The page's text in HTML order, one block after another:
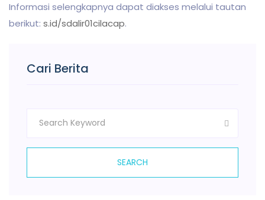
Informasi selengkapnya dapat diakses melalui tautan
berikut: s.id/sdalir01cilacap.
Cari Berita
SEARCH